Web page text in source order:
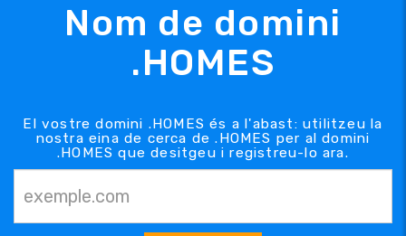
Nom de domini
.HOMES
El vostre domini .HOMES és a l'abast: utilitzeu la
nostra eina de cerca de .HOMES per al domini
.HOMES que desitgeu i registreu-lo ara.